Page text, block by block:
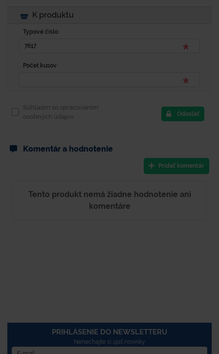
K produktu
Typové číslo
Počet kusov
Súhlasím so spracovaním
osobných údajov.
Odoslať
Komentár a hodnotenie
Pridať komentár
Tento produkt nemá žiadne hodnotenie ani
komentáre
PRIHLÁSENIE DO NEWSLETTERU
Nenechajte si újsť novinky